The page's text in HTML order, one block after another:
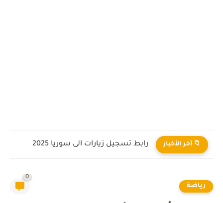
📁 آخر الأخبار رابط تسجيل زيارات الى سوريا 2025
رياضة
0